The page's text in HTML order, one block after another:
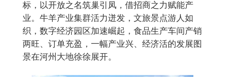
标，以开放之名筑巢引凤，借招商之力赋能产
业。牛羊产业集群活力迸发， 文旅景点游人如
织， 数字经济园区加速崛起，食品生产车间产销
两旺、订单充盈，一幅产业兴、经济活的发展图
景在河州大地徐徐展开。